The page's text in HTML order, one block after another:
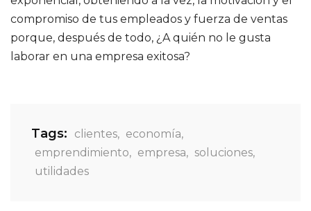
compromiso de tus empleados y fuerza de ventas
porque, después de todo, ¿A quién no le gusta
laborar en una empresa exitosa?
Tags: clientes, economía,
emprendimiento, empresa, soluciones,
utilidades